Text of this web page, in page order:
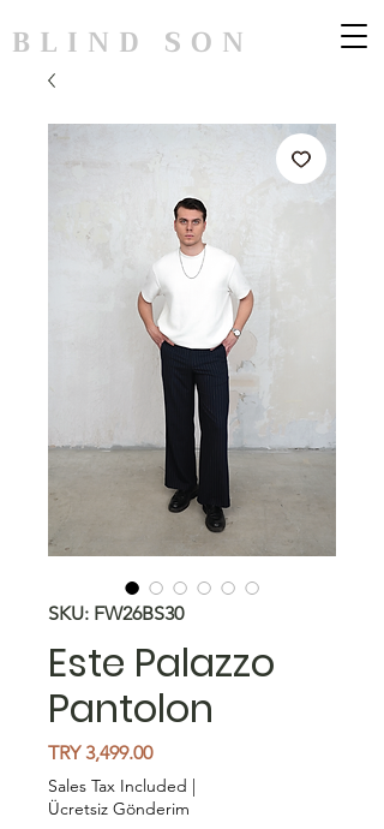
BLIND SON
SKU: FW26BS30
Este Palazzo
Pantolon
TRY 3,499.00Price
Sales Tax Included |
Ücretsiz Gönderim